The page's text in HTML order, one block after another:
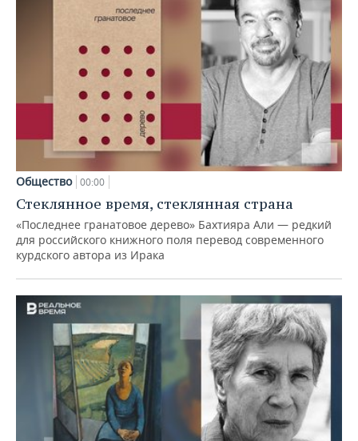
Общество 00:00
Стеклянное время, стеклянная страна
«Последнее гранатовое дерево» Бахтияра Али — редкий
для российского книжного поля перевод современного
курдского автора из Ирака